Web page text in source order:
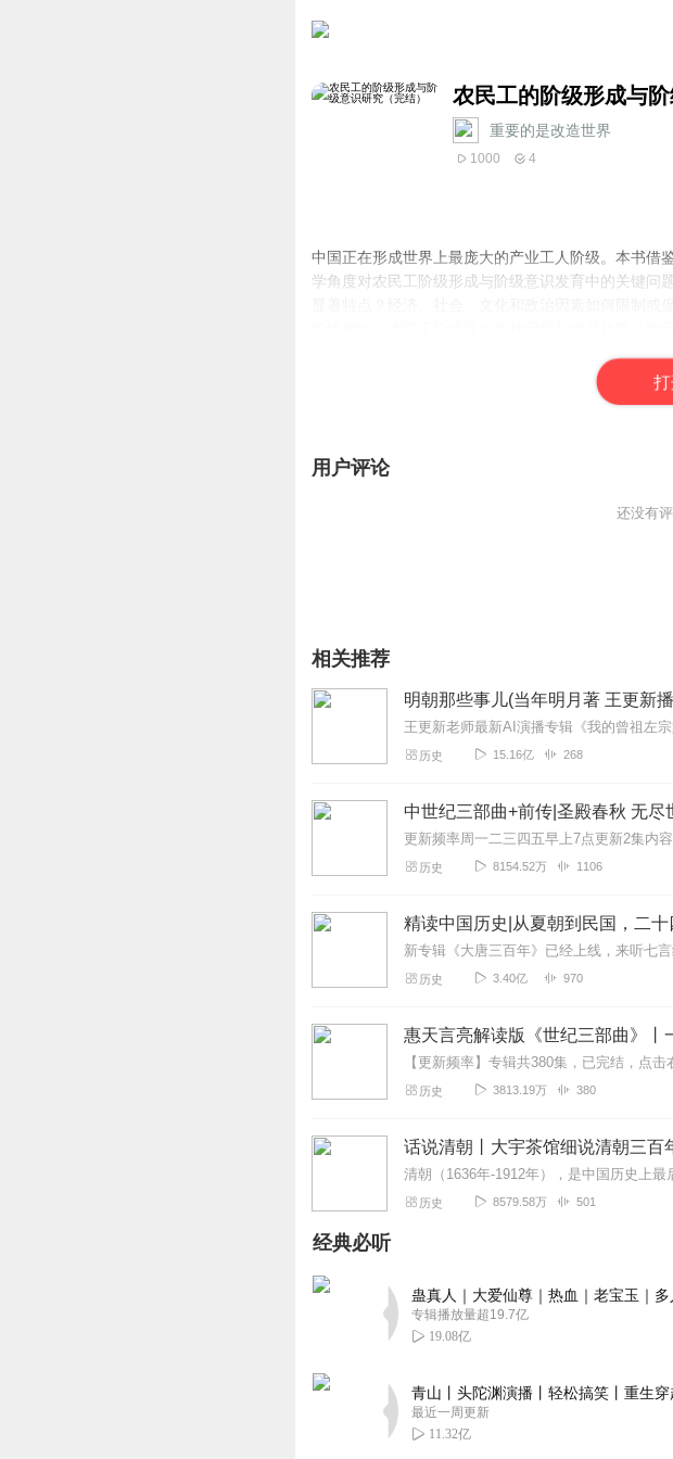
农民工的阶级形成与阶
重要的是改造世界
1000 4
中国正在形成世界上最庞大的产业工人阶级。本书借
学角度对农民工阶级形成与阶级意识发育中的关键问
阶级相比，农民工阶级面临何种困境和发展趋势？
打
用户评论
还没有
相关推荐
明朝那些事儿(当年明月著 王更新
历史 15.16亿 268
中世纪三部曲+前传|圣殿春秋 无
历史 8154.52万 1106
精读中国历史|从夏朝到民国，二
历史 3.40亿 970
惠天言亮解读版《世纪三部曲》丨
历史 3813.19万 380
话说清朝丨大宇茶馆细说清朝三百
历史 8579.58万 501
经典必听
蛊真人｜大爱仙尊｜热血｜老宝玉｜多
专辑播放量超19.7亿
19.08亿
青山丨头陀渊演播丨轻松搞笑丨重生
最近一周更新
11.32亿